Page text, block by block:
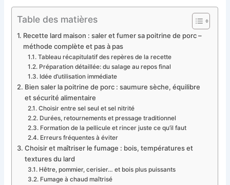
Table des matières
Recette lard maison : saler et fumer sa poitrine de porc –
méthode complète et pas à pas
Tableau récapitulatif des repères de la recette
Préparation détaillée: du salage au repos final
Idée d’utilisation immédiate
Bien saler la poitrine de porc : saumure sèche, équilibre
et sécurité alimentaire
Choisir entre sel seul et sel nitrité
Durées, retournements et pressage traditionnel
Formation de la pellicule et rincer juste ce qu’il faut
Erreurs fréquentes à éviter
Choisir et maîtriser le fumage : bois, températures et
textures du lard
Hêtre, pommier, cerisier… et bois plus puissants
Fumage à chaud maîtrisé